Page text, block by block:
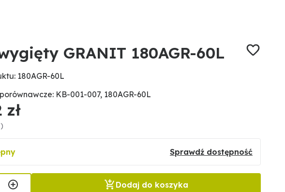
GRANIT 180AGR-60L
180AGR-60L
KB-001-007, 180AGR-60L
zł
Sprawdź dostępność
Dodaj do koszyka